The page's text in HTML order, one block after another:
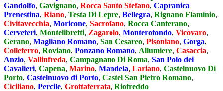
Gandolfo, Gavignano, Rocca Santo Stefano, Capranica
Prenestina, Riano, Testa Di Lepre, Bellegra, Rignano Flaminio,
Civitavecchia, Moricone, Sacrofano, Rocca Canterano,
Cerveteri, Montelibretti, Zagarolo, Monterotondo, Vicovaro,
Gerano, Magliano Romano, San Cesareo, Pisoniano, Gorga,
Colleferro, Roviano, Ponzano Romano, Allumiere, Casaccia,
Anzio, Vallinfreda, Campagnano Di Roma, San Polo dei
Cavalieri, Capena, Marino, Mandela, Lariano, Castelnuovo Di
Porto, Castelnuovo di Porto, Castel San Pietro Romano,
Ciciliano, Percile, Grottaferrata, Riofreddo